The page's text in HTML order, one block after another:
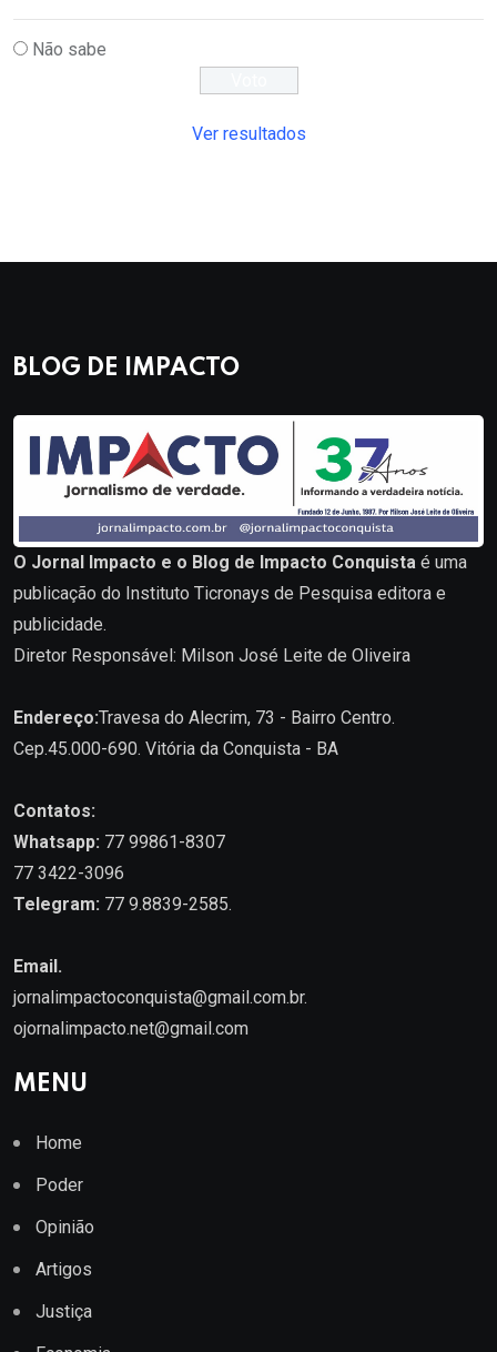
Não sabe
Ver resultados
BLOG DE IMPACTO
O Jornal Impacto e o Blog de Impacto Conquista é uma
publicação do Instituto Ticronays de Pesquisa editora e
publicidade.
Diretor Responsável: Milson José Leite de Oliveira
Endereço:Travesa do Alecrim, 73 - Bairro Centro.
Cep.45.000-690. Vitória da Conquista - BA
Contatos:
Whatsapp: 77 99861-8307
77 3422-3096
Telegram: 77 9.8839-2585.
Email.
jornalimpactoconquista@gmail.com.br.
ojornalimpacto.net@gmail.com
MENU
Home
Poder
Opinião
Artigos
Justiça